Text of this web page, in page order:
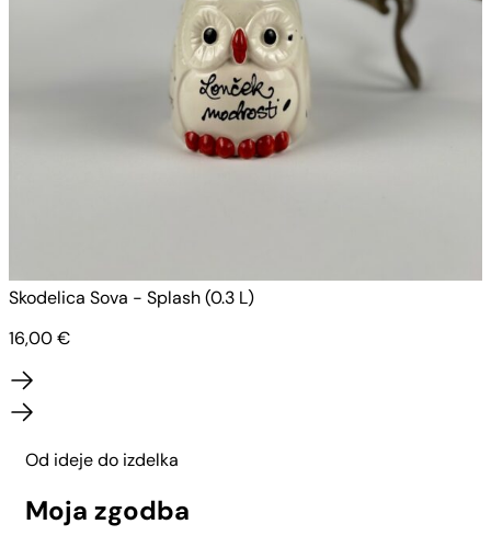
Skodelica Sova - Splash (0.3 L)
16,00€
Od ideje do izdelka
Moja zgodba